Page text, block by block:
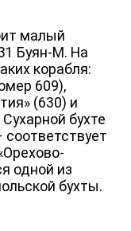
малый
Буян-М. На
корабля:
609),
(630) и
бухте
одной из
бухты.